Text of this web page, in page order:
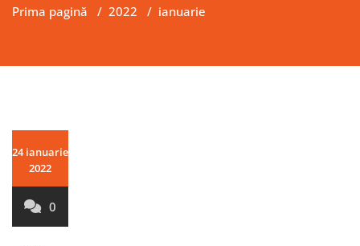
Prima pagină / 2022 / ianuarie
24 ianuarie
2022
0